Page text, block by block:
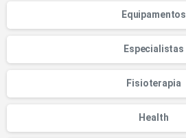
Equipamentos
Especialistas
Fisioterapia
Health